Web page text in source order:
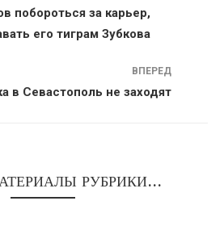
побороться за карьер,
его тиграм Зубкова
ВПЕРЕД
в Севастополь не заходят
РУБРИКИ...